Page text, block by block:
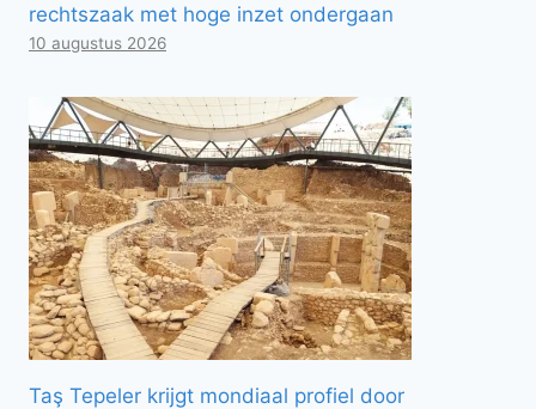
rechtszaak met hoge inzet ondergaan
10 augustus 2026
Taş Tepeler krijgt mondiaal profiel door